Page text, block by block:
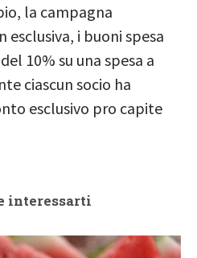
la campagna
i buoni spesa
10% su una spesa a
ciascun socio ha
esclusivo pro capite
interessarti